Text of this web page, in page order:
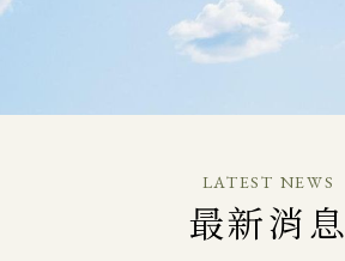
LATEST NEWS
最新消息